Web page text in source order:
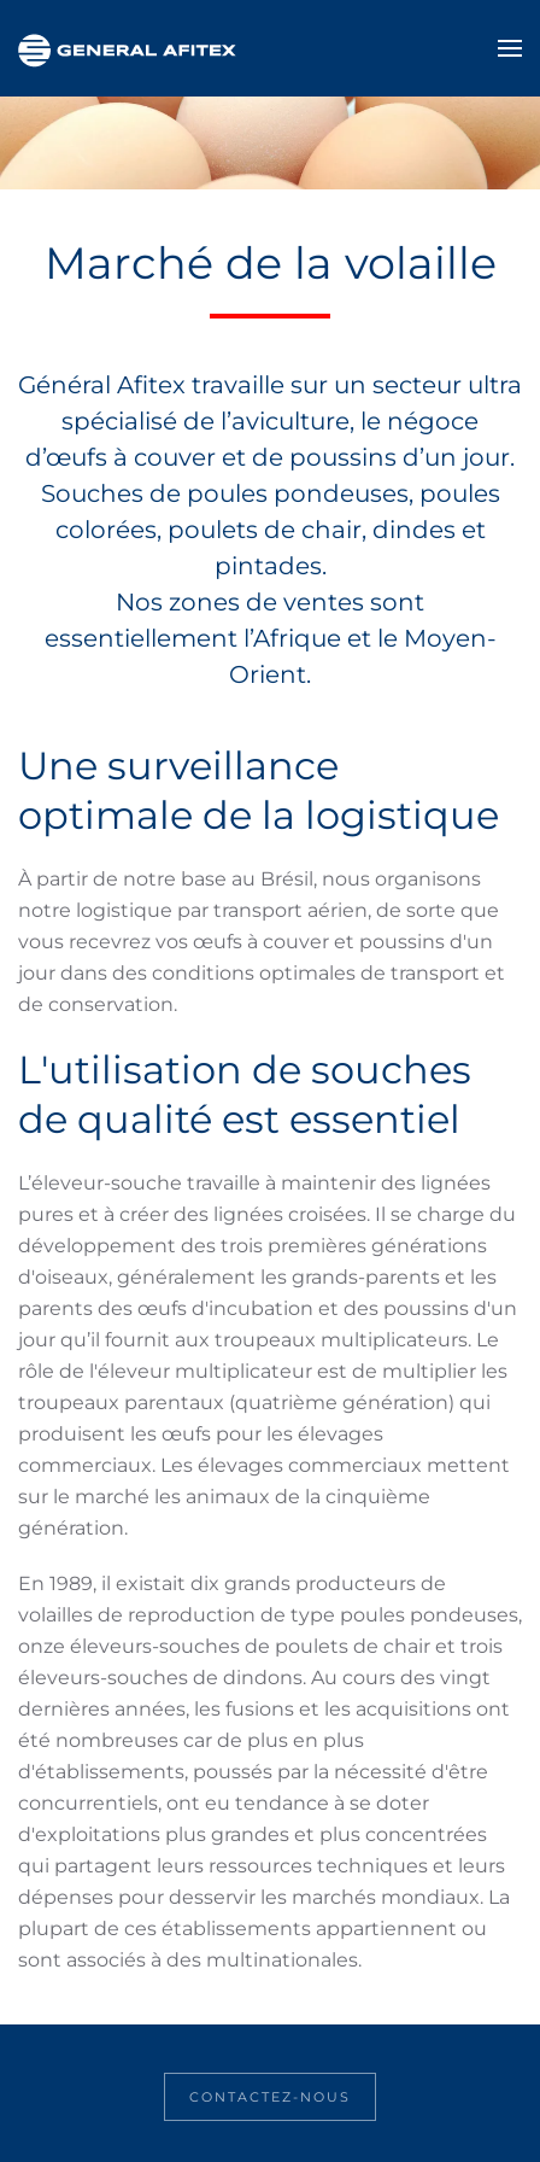
Accéder au contenu principal
Marché de la volaille
Général Afitex travaille sur un secteur ultra
spécialisé de l’aviculture, le négoce
d’œufs à couver et de poussins d’un jour.
Souches de poules pondeuses, poules
colorées, poulets de chair, dindes et
pintades.
Nos zones de ventes sont
essentiellement l’Afrique et le Moyen-
Orient.
Une surveillance
optimale de la logistique
À partir de notre base au Brésil, nous organisons
notre logistique par transport aérien, de sorte que
vous recevrez vos œufs à couver et poussins d'un
jour dans des conditions optimales de transport et
de conservation.
L'utilisation de souches
de qualité est essentiel
L’éleveur-souche travaille à maintenir des lignées
pures et à créer des lignées croisées. Il se charge du
développement des trois premières générations
d'oiseaux, généralement les grands-parents et les
parents des œufs d'incubation et des poussins d'un
jour qu’il fournit aux troupeaux multiplicateurs. Le
rôle de l'éleveur multiplicateur est de multiplier les
troupeaux parentaux (quatrième génération) qui
produisent les œufs pour les élevages
commerciaux. Les élevages commerciaux mettent
sur le marché les animaux de la cinquième
génération.
En 1989, il existait dix grands producteurs de
volailles de reproduction de type poules pondeuses,
onze éleveurs-souches de poulets de chair et trois
éleveurs-souches de dindons. Au cours des vingt
dernières années, les fusions et les acquisitions ont
été nombreuses car de plus en plus
d'établissements, poussés par la nécessité d'être
concurrentiels, ont eu tendance à se doter
d'exploitations plus grandes et plus concentrées
qui partagent leurs ressources techniques et leurs
dépenses pour desservir les marchés mondiaux. La
plupart de ces établissements appartiennent ou
sont associés à des multinationales.
CONTACTEZ-NOUS